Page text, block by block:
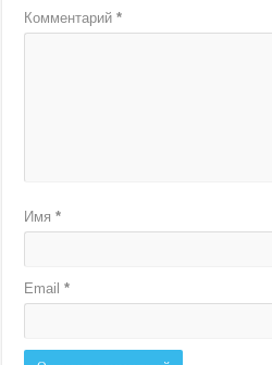
Комментарий*
Имя*
Email*